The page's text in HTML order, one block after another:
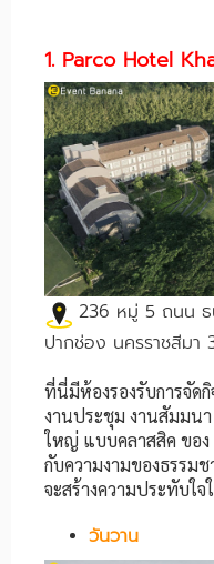
1. Parco Hotel
236 หมู่ 5 ถนน ธ
ปากช่อง นครราชสีมา
ที่นี่มีห้องรองรับการจัด
งานประชุม งานสัมมนา
ใหญ่ แบบคลาสสิค ของ
กับความงามของธรรม
จะสร้างความประทับใ
วันวาน